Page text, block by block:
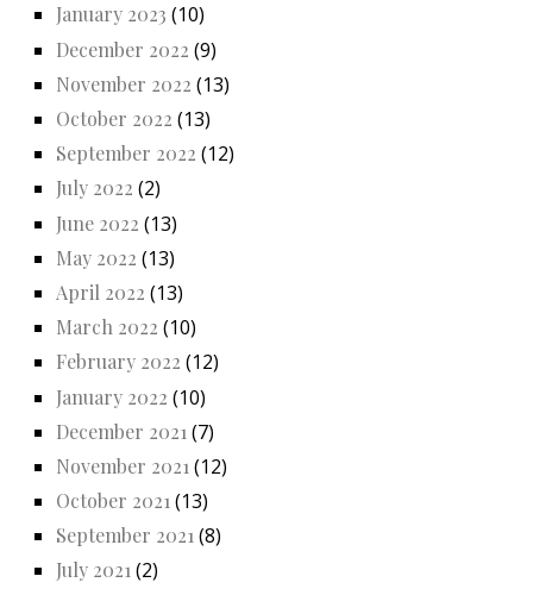
January 2023 (10)
December 2022 (9)
November 2022 (13)
October 2022 (13)
September 2022 (12)
July 2022 (2)
June 2022 (13)
May 2022 (13)
April 2022 (13)
March 2022 (10)
February 2022 (12)
January 2022 (10)
December 2021 (7)
November 2021 (12)
October 2021 (13)
September 2021(8)
July 2021(2)